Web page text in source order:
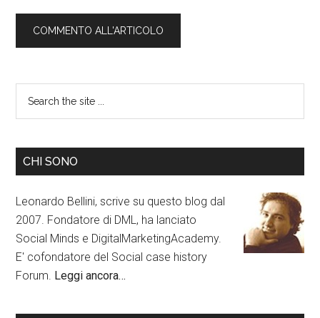
CHI SONO
Leonardo Bellini, scrive su questo blog dal
2007. Fondatore di DML, ha lanciato
Social Minds e DigitalMarketingAcademy.
E' cofondatore del Social case history
Forum. Leggi ancora…